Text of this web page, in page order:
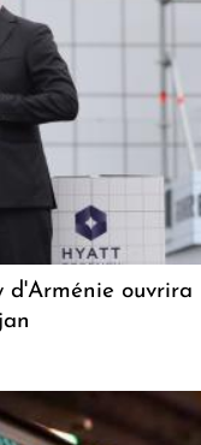
d'Arménie ouvrira